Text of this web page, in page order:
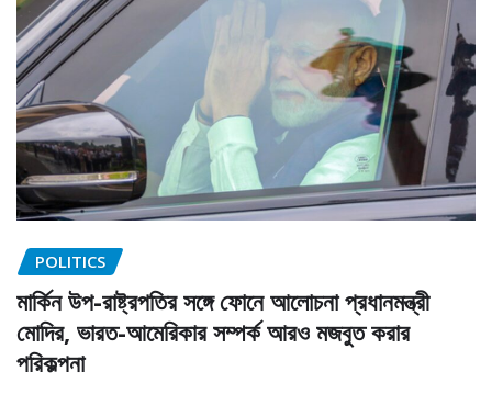
POLITICS
মার্কিন উপ-রাষ্ট্রপতির সঙ্গে ফোনে আলোচনা প্রধানমন্ত্রী
মোদির, ভারত-আমেরিকার সম্পর্ক আরও মজবুত করার
পরিকল্পনা